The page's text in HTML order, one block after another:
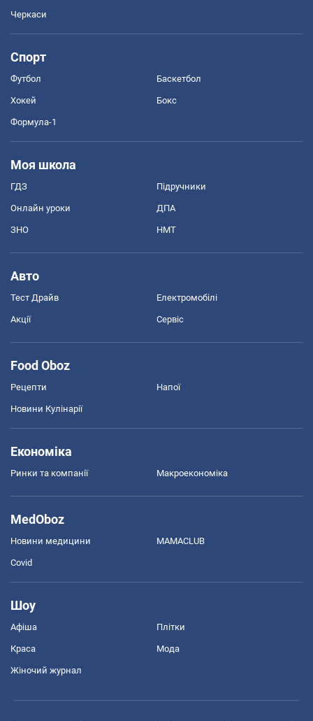
Черкаси
Спорт
Футбол Баскетбол
Хокей Бокс
Формула-1
Моя школа
ГДЗ Підручники
Онлайн уроки ДПА
ЗНО НМТ
Авто
Тест Драйв Електромобілі
Акції Сервіс
Food Oboz
Рецепти Напої
Новини Кулінарії
Економіка
Ринки та компанії Макроекономіка
MedOboz
Новини медицини MAMACLUB
Covid
Шоу
Афіша Плітки
Краса Мода
Жіночий журнал